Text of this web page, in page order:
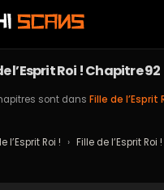
l’Esprit Roi ! Chapitre 92
sont dans Fille de l’Esprit
l’Esprit Roi ! › Fille de l’Esprit